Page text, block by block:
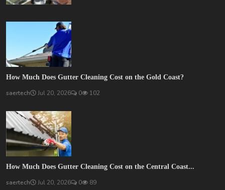
How Much Does Gutter Cleaning Cost on the Gold Coast?
saertech Jul 20, 2026 0 102
How Much Does Gutter Cleaning Cost on the Central Coast...
saertech Jul 20, 2026 0 89